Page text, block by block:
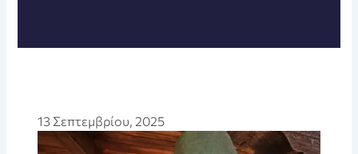
13 Σεπτεμβρίου, 2025